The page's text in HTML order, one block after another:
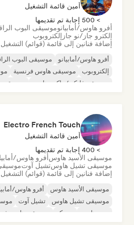
أمين قائمة التشغيل
> 500 إجابة تم تقديمها
أفرو هاوس/أمابيانوموسيقى البوب
إلكترو جاز/نو جاز إلكتروبوب
إضافة فنانين إلى قائمة (قوائم)
أفرو هاوس/أمابيانو موسيقى البوب
إلكتروبوب
موسيقى هاوس فرنسية
موسيقى فانكي/جاكين هاوس
موسيقى
Electro French Touch
أمين قائمة التشغيل
> 400 إجابة تم تقديمها
موسيقى الأسيد هاوسأفرو هاوس/
موسيقى تشيل هاوستشيل آوت
إضافة فنانين إلى قائمة (قوائم)
موسيقى الأسيد هاوس
أفرو هاوس/
موسيقى تشيل هاوس
تشيل آوت
ديب هاوس
ديسكو موسيقى هاوس